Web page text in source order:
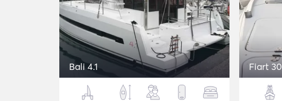
Bali 4.1 Fiart 30